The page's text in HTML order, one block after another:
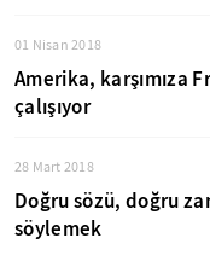
01 Nisan 2018
Amerika, karşımıza
çalışıyor
28 Mart 2018
Doğru sözü, doğru
söylemek